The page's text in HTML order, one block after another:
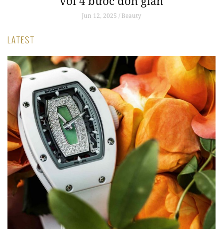
Jun 12, 2025 / Beauty
LATEST